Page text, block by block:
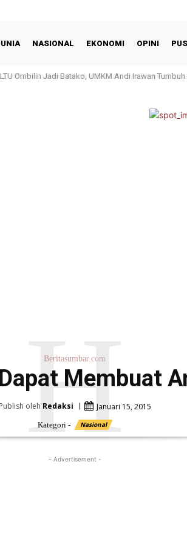
NASIONAL EKONOMI OPINI
Ombilin Jadi Batako, UMKM Andi Irawan
Beritasumbar.com
Membuat
H
Publish oleh Redaksi Januari 15, 2015
Kategori - Nasional
- Advertisement -